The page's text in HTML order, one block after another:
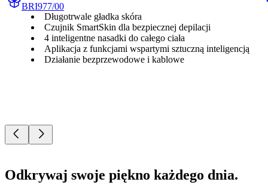
BRI977/00
Długotrwale gładka skóra
Czujnik SmartSkin dla bezpiecznej depilacji
4 inteligentne nasadki do całego ciała
Aplikacja z funkcjami wspartymi sztuczną inteligencją
Działanie bezprzewodowe i kablowe
Odkrywaj swoje piękno każdego dnia.